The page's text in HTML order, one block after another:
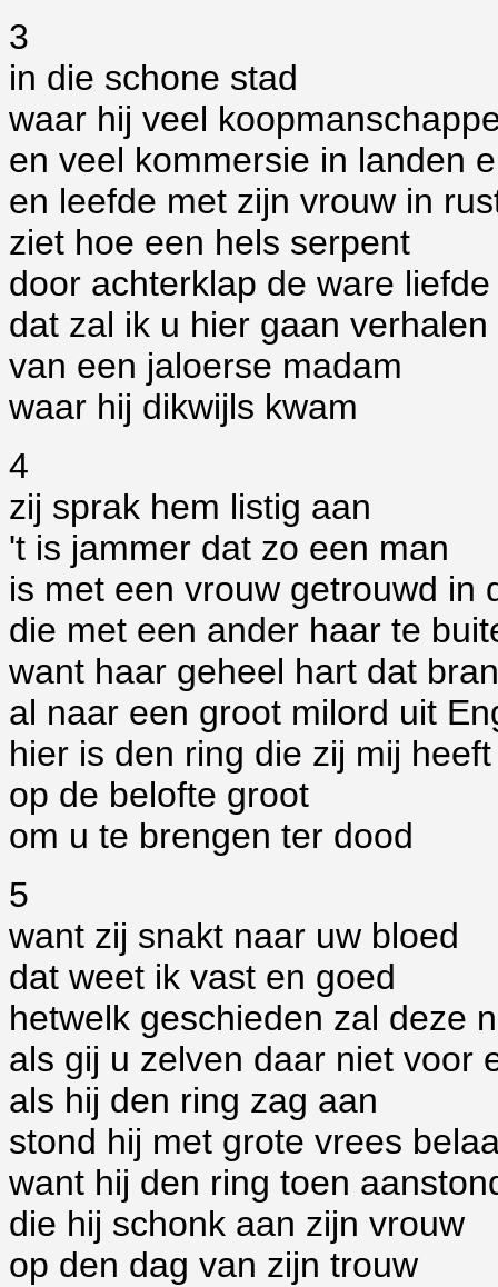
3
in die schone stad
waar hij veel
en veel kommersie in landen
en leefde met zijn vrouw in
ziet hoe een hels serpent
door achterklap de ware
dat zal ik u hier gaan verhalen
van een jaloerse madam
waar hij dikwijls kwam
4
zij sprak hem listig aan
't is jammer dat zo een man
is met een vrouw getrouwd in
die met een ander haar te
want haar geheel hart dat
al naar een groot milord uit
hier is den ring die zij mij
op de belofte groot
om u te brengen ter dood
5
want zij snakt naar uw bloed
dat weet ik vast en goed
hetwelk geschieden zal deze
als gij u zelven daar niet voor
als hij den ring zag aan
stond hij met grote vrees
want hij den ring toen
die hij schonk aan zijn vrouw
op den dag van zijn trouw